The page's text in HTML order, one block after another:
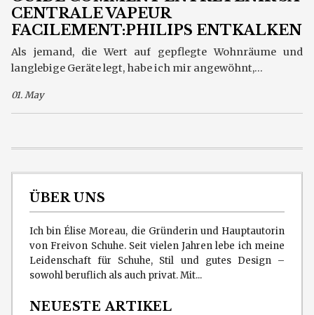
CENTRALE VAPEUR
FACILEMENT:PHILIPS ENTKALKEN
Als jemand, die Wert auf gepflegte Wohnräume und
langlebige Geräte legt, habe ich mir angewöhnt,...
01. May
ÜBER UNS
Ich bin Élise Moreau, die Gründerin und Hauptautorin
von Freivon Schuhe. Seit vielen Jahren lebe ich meine
Leidenschaft für Schuhe, Stil und gutes Design –
sowohl beruflich als auch privat. Mit...
NEUESTE ARTIKEL